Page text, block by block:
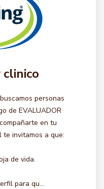
personas
de EVALUADOR
en tu
invitamos a que:
de vida.
para qu...